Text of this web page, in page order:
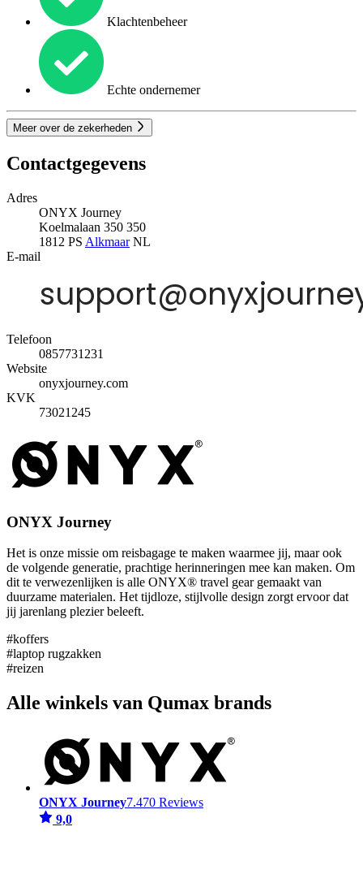
Klachtenbeheer
Echte ondernemer
Meer over de zekerheden
Contactgegevens
Adres
ONYX Journey
Koelmalaan 350 350
1812 PS AlkmaarNL
E-mail
Telefoon
0857731231
Website
onyxjourney.com
KVK
73021245
ONYX Journey
Het is onze missie om reisbagage te maken waarmee jij, maar ook
de volgende generatie, prachtige herinneringen mee kan maken. Om
dit te verwezenlijken is alle ONYX® travel gear gemaakt van
duurzame materialen. Het tijdloze, stijlvolle design zorgt ervoor dat
jij jarenlang plezier beleeft.
#koffers
#laptop rugzakken
#reizen
Alle winkels van Qumax brands
ONYX Journey7.470 Reviews
9,0